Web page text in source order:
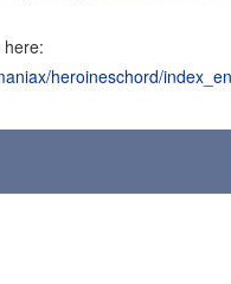
here:
heroineschord/